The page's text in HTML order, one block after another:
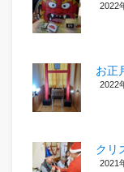
2022
お正
2022
クリ
2021